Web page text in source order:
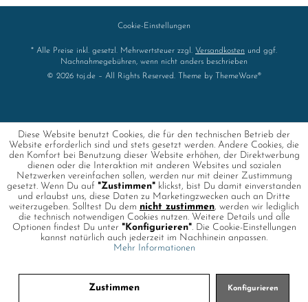
Cookie-Einstellungen
* Alle Preise inkl. gesetzl. Mehrwertsteuer zzgl. Versandkosten und ggf.
Nachnahmegebühren, wenn nicht anders beschrieben
© 2026 toj.de – All Rights Reserved. Theme by
ThemeWare®
Diese Website benutzt Cookies, die für den technischen Betrieb der
Website erforderlich sind und stets gesetzt werden. Andere Cookies, die
den Komfort bei Benutzung dieser Website erhöhen, der Direktwerbung
dienen oder die Interaktion mit anderen Websites und sozialen
Netzwerken vereinfachen sollen, werden nur mit deiner Zustimmung
gesetzt. Wenn Du auf "Zustimmen" klickst, bist Du damit einverstanden
und erlaubst uns, diese Daten zu Marketingzwecken auch an Dritte
weiterzugeben. Solltest Du dem nicht zustimmen, werden wir lediglich
die technisch notwendigen Cookies nutzen. Weitere Details und alle
Optionen findest Du unter "Konfigurieren". Die Cookie-Einstellungen
kannst natürlich auch jederzeit im Nachhinein anpassen.
Mehr Informationen
Zustimmen Konfigurieren